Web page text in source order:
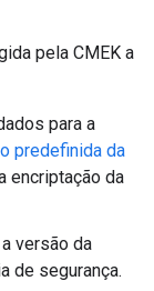
pela CMEK a
para a
predefinida da
encriptação da
versão da
de segurança.